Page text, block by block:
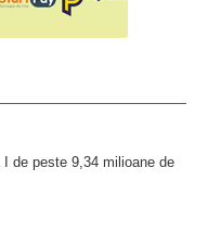
de peste 9,34 milioane de